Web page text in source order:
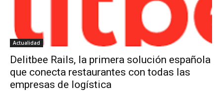
Actualidad
Delitbee Rails, la primera solución española
que conecta restaurantes con todas las
empresas de logística